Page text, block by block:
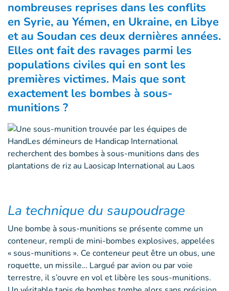
nombreuses reprises dans les conflits
en Syrie, au Yémen, en Ukraine, en Libye
et au Soudan ces deux dernières années.
Elles ont fait des ravages parmi les
populations civiles qui en sont les
premières victimes. Mais que sont
exactement les bombes à sous-
munitions ?
La technique du saupoudrage
Une bombe à sous-munitions se présente comme un
conteneur, rempli de mini-bombes explosives, appelées
« sous-munitions ». Ce conteneur peut être un obus, une
roquette, un missile… Largué par avion ou par voie
terrestre, il s’ouvre en vol et libère les sous-munitions.